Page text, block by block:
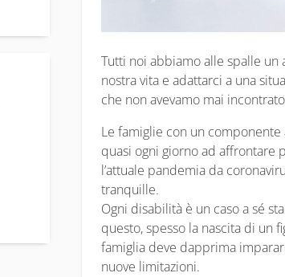
Tutti noi abbiamo alle spalle
nostra vita e adattarci a una
che non avevamo mai
Le famiglie con un
quasi ogni giorno ad affrontare
l’attuale pandemia da
tranquille.
Ogni disabilità è un caso a sé
questo, spesso la nascita di un
famiglia deve dapprima
nuove limitazioni.